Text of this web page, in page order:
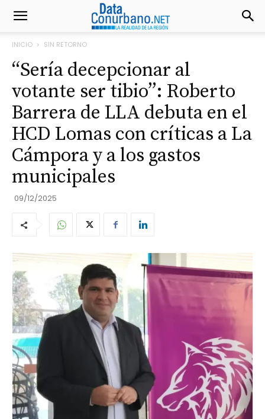
INICIO SIN RETORNO
“Sería decepcionar al
votante ser tibio”: Roberto
Barrera de LLA debuta en el
HCD Lomas con críticas a La
Cámpora y a los gastos
municipales
09/12/2025